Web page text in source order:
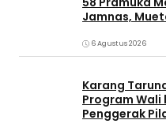
Jamnas,
6 Agustus 2026
Karang
Program
Penggerak